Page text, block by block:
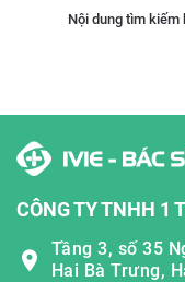
Nội dung tìm kiếm
CÔNG TY TNHH 1
Tầng 3, số 35
Hai Bà Trưng,